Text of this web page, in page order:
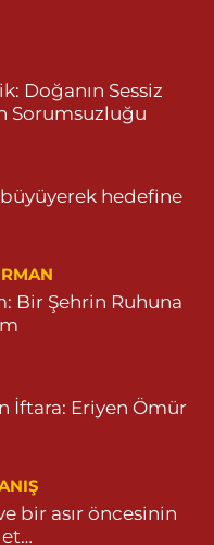
No:59 D Dargeçit Mardin
Doğanın Sessiz
Sorumsuzluğu
hedefine
Bir Şehrin Ruhuna
İftara: Eriyen Ömür
bir asır öncesinin